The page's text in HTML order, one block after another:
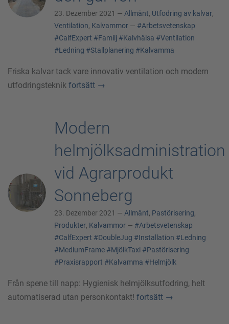
23. Dezember 2021 — Allmänt, Utfodring av kalvar,
Ventilation, Kalvammor — #Arbetsvetenskap
#CalfExpert #Familj #Kalvhälsa #Ventilation
#Ledning #Stallplanering #Kalvamma
Friska kalvar tack vare innovativ ventilation och modern
utfodringsteknik fortsätt →
Modern
helmjölksadministration
vid Agrarprodukt
Sonneberg
23. Dezember 2021 — Allmänt, Pastörisering,
Produkter, Kalvammor — #Arbetsvetenskap
#CalfExpert #DoubleJug #Installation #Ledning
#MediumFrame #MjölkTaxi #Pastörisering
#Praxisrapport #Kalvamma #Helmjölk
Från spene till napp: Hygienisk helmjölksutfodring, helt
automatiserad utan personkontakt! fortsätt →